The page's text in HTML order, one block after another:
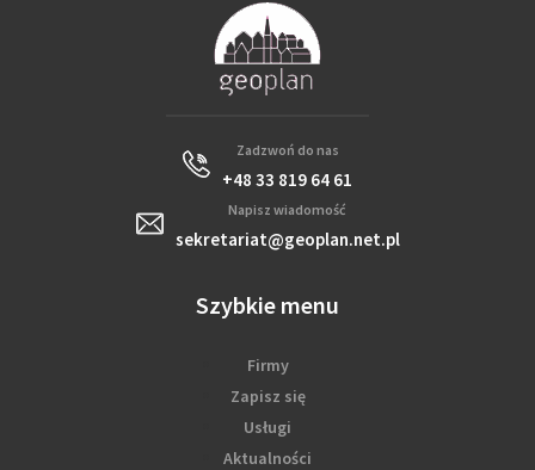
Zadzwoń do nas
+48 33 819 64 61
Napisz wiadomość
sekretariat@geoplan.net.pl
Szybkie menu
Firmy
Zapisz się
Usługi
Aktualności